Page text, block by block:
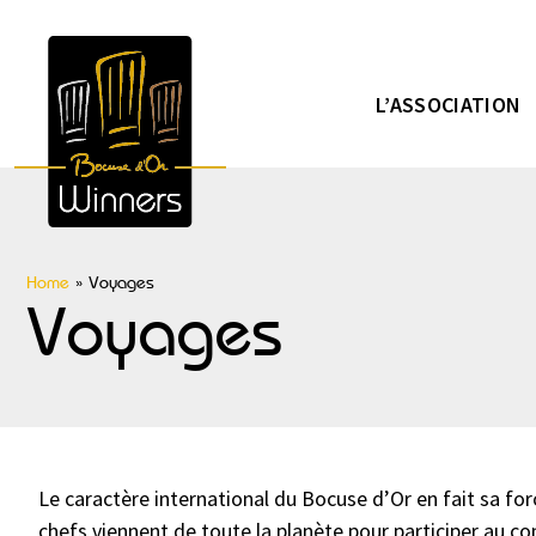
L’ASSOCIATION
Home » Voyages
Voyages
Le caractère international du Bocuse d’Or en fait sa
chefs viennent de toute la planète pour participer au